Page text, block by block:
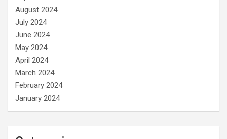
August 2024
July 2024
June 2024
May 2024
April 2024
March 2024
February 2024
January 2024